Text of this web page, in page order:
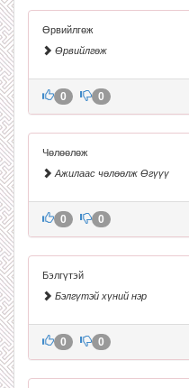
Өрвийлгөж
Өрвийлгөж
0 0
Чөлөөлөж
Ажилаас чөлөөлж Өгүүү
0 0
Бэлгүтэй
Бэлгүтэй хүний нэр
0 0